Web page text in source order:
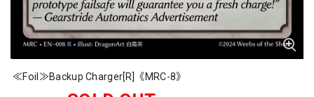
≪Foil≫Backup Charger[R]《MRC-8》